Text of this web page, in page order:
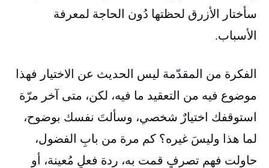
سأختار الأزرق لحظتها دُون الحاجة لمعرفة
الأسباب.
الفكرة من المقدّمة ليس الحديث عن الاختيار فهذا
موضوع فيه من التعقيد ما فيه، لكن، متى آخر مرّة
استوقفك اختيارٌ شخصي، وسألتَ نفسك بوضوح،
لما هذا وليسَ غيره؟ كم مرة من بابِ الفضول،
حاولت فهم تصرفٍ قمت به، ردة فعلٍ مُعينة، أو